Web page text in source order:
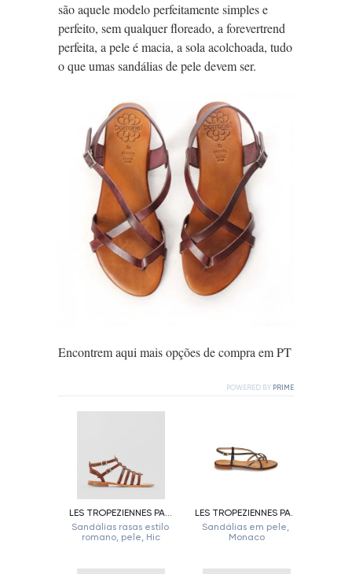
são aquele modelo perfeitamente simples e
perfeito, sem qualquer floreado, a forevertrend
perfeita, a pele é macia, a sola acolchoada, tudo
o que umas sandálias de pele devem ser.
Encontrem aqui mais opções de compra em PT